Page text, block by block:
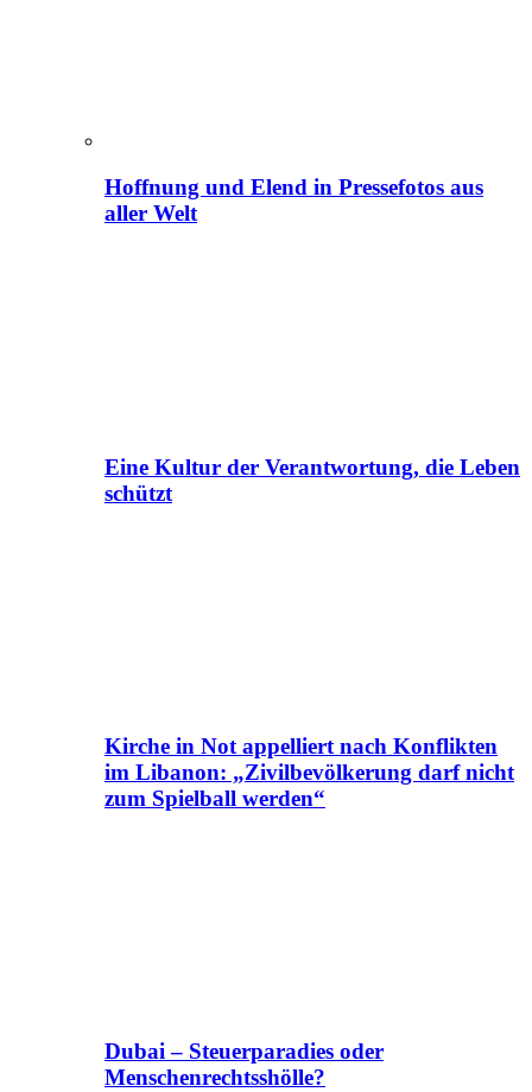
Hoffnung und Elend in Pressefotos aus
aller Welt
Eine Kultur der Verantwortung, die Leben
schützt
Kirche in Not appelliert nach Konflikten
im Libanon: „Zivilbevölkerung darf nicht
zum Spielball werden“
Dubai – Steuerparadies oder
Menschenrechtsshölle?